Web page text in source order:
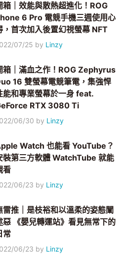
箱｜效能與散熱超進化！ROG
6 Pro 電競手機三週使用心
，首次加入後置幻視螢幕 NFT
07/25 by Linzy
箱｜滿血之作！ROG Zephyrus
16 雙螢幕電競筆電，集強悍
能和專業螢幕於一身 feat.
RTX 3080 Ti
06/30 by Linzy
Watch 也能看 YouTube？
裝第三方軟體 WatchTube 就能
看
06/23 by Linzy
雷推｜是枝裕和以溫柔的姿態闡
惡 《嬰兒轉運站》看見無常下的
常
06/23 by Linzy